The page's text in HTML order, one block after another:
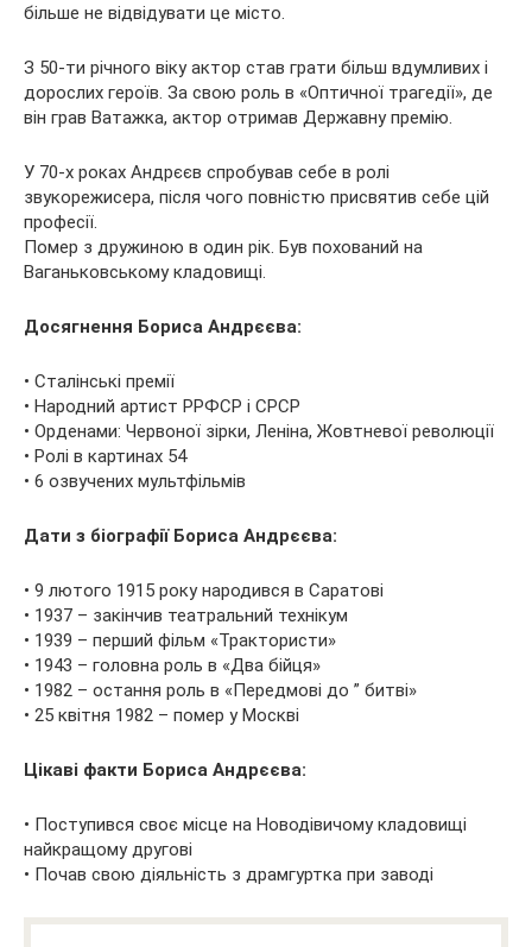
більше не відвідувати це місто.
З 50-ти річного віку актор став грати більш вдумливих і
дорослих героїв. За свою роль в «Оптичної трагедії», де
він грав Ватажка, актор отримав Державну премію.
У 70-х роках Андрєєв спробував себе в ролі
звукорежисера, після чого повністю присвятив себе цій
професії.
Помер з дружиною в один рік. Був похований на
Ваганьковському кладовищі.
Досягнення Бориса Андрєєва:
• Сталінські премії
• Народний артист РРФСР і СРСР
• Орденами: Червоної зірки, Леніна, Жовтневої революції
• Ролі в картинах 54
• 6 озвучених мультфільмів
Дати з біографії Бориса Андрєєва:
• 9 лютого 1915 року народився в Саратові
• 1937 – закінчив театральний технікум
• 1939 – перший фільм «Трактористи»
• 1943 – головна роль в «Два бійця»
• 1982 – остання роль в «Передмові до ” битві»
• 25 квітня 1982 – помер у Москві
Цікаві факти Бориса Андрєєва:
• Поступився своє місце на Новодівичому кладовищі
найкращому другові
• Почав свою діяльність з драмгуртка при заводі